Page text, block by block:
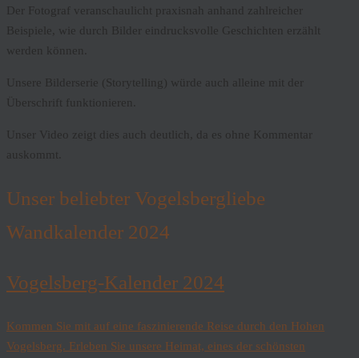
Der Fotograf veranschaulicht praxisnah anhand zahlreicher
Beispiele, wie durch Bilder eindrucksvolle Geschichten erzählt
werden können.
Unsere Bilderserie (Storytelling) würde auch alleine mit der
Überschrift funktionieren.
Unser Video zeigt dies auch deutlich, da es ohne Kommentar
auskommt.
Unser beliebter Vogelsbergliebe
Wandkalender 2024
Vogelsberg-Kalender 2024
Kommen Sie mit auf eine faszinierende Reise durch den Hohen
Vogelsberg. Erleben Sie unsere Heimat, eines der schönsten